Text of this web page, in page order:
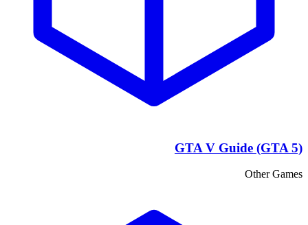
GTA V Guide (GTA 5)
Other Games